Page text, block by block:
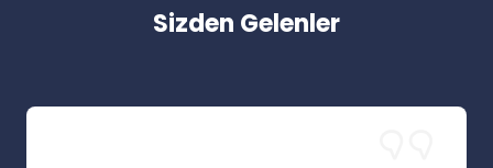
Sizden Gelenler